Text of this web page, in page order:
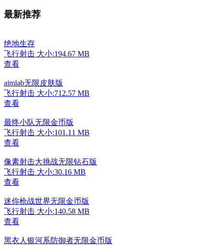
最新推荐
绝地生存
飞行射击 大小:194.67 MB
查看
aimlab无限皮肤版
飞行射击 大小:712.57 MB
查看
最终小队无限金币版
飞行射击 大小:101.11 MB
查看
像素射击大挑战无限钻石版
飞行射击 大小:30.16 MB
查看
迷你枪战世界无限金币版
飞行射击 大小:140.58 MB
查看
黑衣人银河系防御者无限金币版